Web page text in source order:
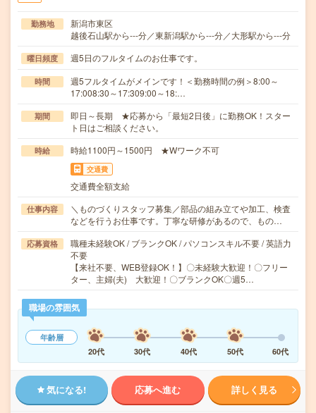
勤務地
新潟市東区
越後石山駅から---分／東新潟駅から---分／大形駅から---分
曜日頻度 週5日のフルタイムのお仕事です。
時間
週5フルタイムがメインです！＜勤務時間の例＞8:00～
17:008:30～17:309:00～18:…
期間
即日～長期 ★応募から「最短2日後」に勤務OK！スター
ト日はご相談ください。
時給 時給1100円～1500円 ★Wワーク不可
交通費
交通費全額支給
仕事内容
＼ものづくりスタッフ募集／部品の組み立てや加工、検査
などを行うお仕事です。丁寧な研修があるので、もの…
応募資格
職種未経験OK / ブランクOK / パソコンスキル不要 / 英語力
不要
【来社不要、WEB登録OK！】〇未経験大歓迎！〇フリー
ター、主婦(夫) 大歓迎！〇ブランクOK〇週5…
職場の雰囲気
年齢層
20代
30代 40代 50代 60代
気になる! 応募へ進む 詳しく見る